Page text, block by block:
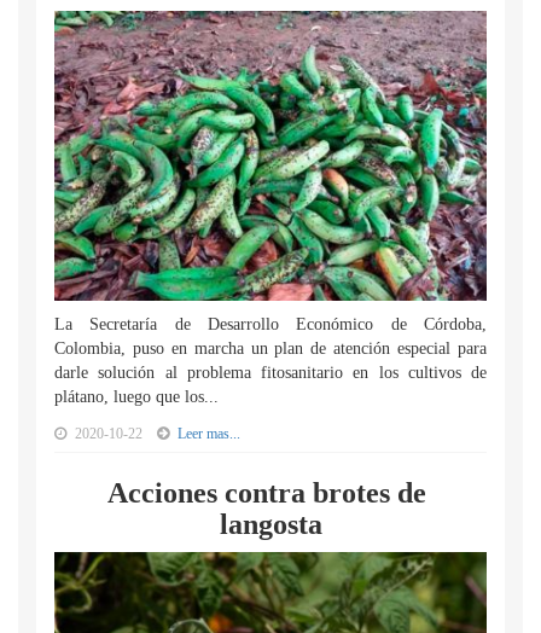
La Secretaría de Desarrollo Económico de Córdoba,
Colombia, puso en marcha un plan de atención especial para
darle solución al problema fitosanitario en los cultivos de
plátano, luego que los...
2020-10-22 Leer mas...
Acciones contra brotes de
langosta